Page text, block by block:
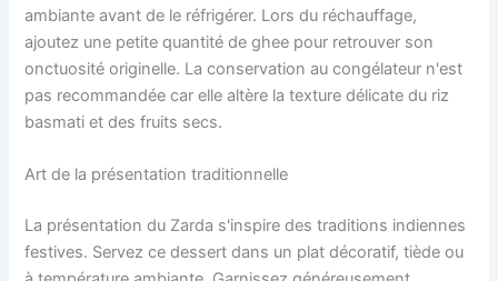
ambiante avant de le réfrigérer. Lors du réchauffage,
ajoutez une petite quantité de ghee pour retrouver son
onctuosité originelle. La conservation au congélateur n'est
pas recommandée car elle altère la texture délicate du riz
basmati et des fruits secs.
Art de la présentation traditionnelle
La présentation du Zarda s'inspire des traditions indiennes
festives. Servez ce dessert dans un plat décoratif, tiède ou